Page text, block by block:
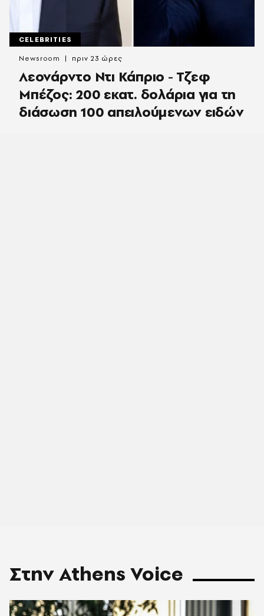
CELEBRITIES
Λεονάρντο Ντι Κάπριο - Τζεφ
Μπέζος: 200 εκατ. δολάρια για τη
διάσωση 100 απειλούμενων ειδών
Newsroom πριν 23 ώρες
Στην Athens Voice